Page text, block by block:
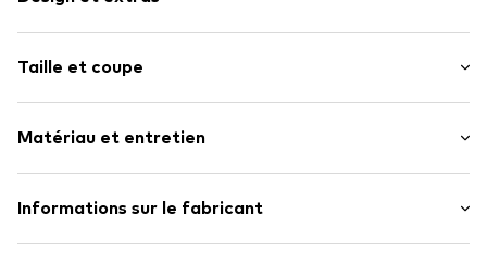
Molleton
Col rond
Bord côtelé
Numéro d'article. KAK9k6m001000001
Taille et coupe
Coupe : Coupe large
Matériau et entretien
Matériau : 100% Coton
Informations sur le fabricant